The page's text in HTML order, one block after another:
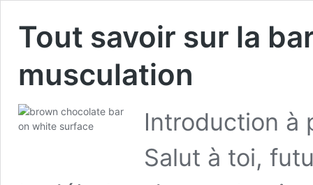
Tout savoir sur la
musculation
Introduction à
Salut à toi,